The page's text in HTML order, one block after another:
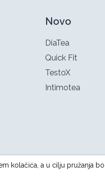
kolačića, a u cilju pružanja
Novo
DiaTea
Quick Fit
TestoX
Intimotea